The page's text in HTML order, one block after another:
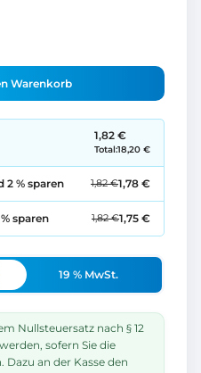
Warenkorb
1,82 €
Total:18,20 €
2 % sparen 1,82€1,78 €
sparen 1,82€1,75 €
19 % MwSt.
Nullsteuersatz nach § 12
sofern Sie die
an der Kasse den